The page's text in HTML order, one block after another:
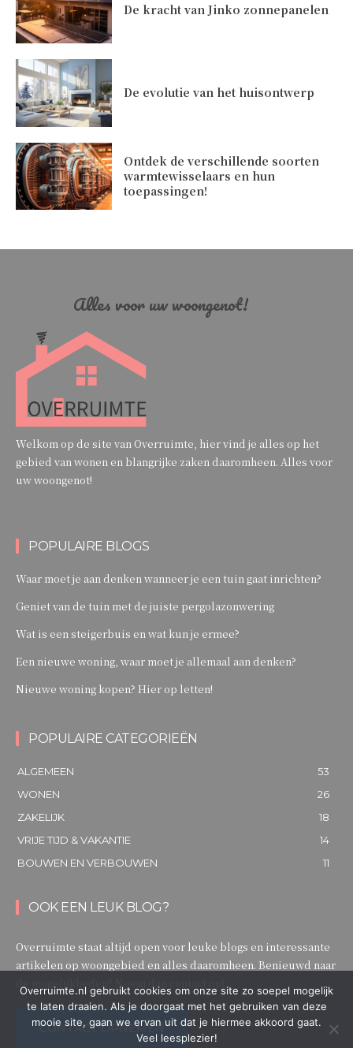
De kracht van Jinko zonnepanelen
De evolutie van het huisontwerp
Ontdek de verschillende soorten
warmtewisselaars en hun
toepassingen!
Alles voor uw woongenot!
Welkom op de site van Overruimte, hier vind je alles op het
gebied van wonen en blangrijke zaken daaromheen. Alles voor
uw woongenot!
POPULAIRE BLOGS
Waar moet je aan denken wanneer je een tuin gaat inrichten?
Geniet van de tuin met de juiste pergolazonwering
Wat is een steigerbuis en wat kun je ermee?
Een nieuwe woning, waar moet je allemaal aan denken?
Nieuwe woning kopen? Hier op letten!
POPULAIRE CATEGORIEËN
ALGEMEEN
53
WONEN
26
ZAKELIJK
18
VRIJE TIJD & VAKANTIE
14
BOUWEN EN VERBOUWEN
11
OOK EEN LEUK BLOG?
Overruimte staat altijd open voor leuke blogs en interessante
artikelen op woongebied en alles daaromheen. Benieuwd naar
de mogelijkheden? Neem dan contact op!
CONTACT OPNEMEN
Overruimte.nl gebruikt cookies om onze site zo soepel mogelijk
te laten draaien. Als je doorgaat met het gebruiken van deze
mooie site, gaan we ervan uit dat je hiermee akkoord gaat.
Veel leesplezier!